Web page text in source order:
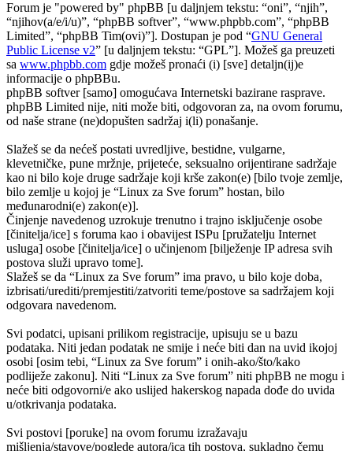
Forum je "powered by" phpBB [u daljnjem tekstu: “oni”, “njih”,
“njihov(a/e/i/u)”, “phpBB softver”, “www.phpbb.com”, “phpBB
Limited”, “phpBB Tim(ovi)”]. Dostupan je pod “GNU General
Public License v2” [u daljnjem tekstu: “GPL”]. Možeš ga preuzeti
sa www.phpbb.com gdje možeš pronaći (i) [sve] detaljn(ij)e
informacije o phpBBu.
phpBB softver [samo] omogućava Internetski bazirane rasprave.
phpBB Limited nije, niti može biti, odgovoran za, na ovom forumu,
od naše strane (ne)dopušten sadržaj i(li) ponašanje.
Slažeš se da nećeš postati uvredljive, bestidne, vulgarne,
klevetničke, pune mržnje, prijeteće, seksualno orijentirane sadržaje
kao ni bilo koje druge sadržaje koji krše zakon(e) [bilo tvoje zemlje,
bilo zemlje u kojoj je “Linux za Sve forum” hostan, bilo
međunarodni(e) zakon(e)].
Činjenje navedenog uzrokuje trenutno i trajno isključenje osobe
[činitelja/ice] s foruma kao i obavijest ISPu [pružatelju Internet
usluga] osobe [činitelja/ice] o učinjenom [bilježenje IP adresa svih
postova služi upravo tome].
Slažeš se da “Linux za Sve forum” ima pravo, u bilo koje doba,
izbrisati/urediti/premjestiti/zatvoriti teme/postove sa sadržajem koji
odgovara navedenom.
Svi podatci, upisani prilikom registracije, upisuju se u bazu
podataka. Niti jedan podatak ne smije i neće biti dan na uvid ikojoj
osobi [osim tebi, “Linux za Sve forum” i onih-ako/što/kako
podliježe zakonu]. Niti “Linux za Sve forum” niti phpBB ne mogu i
neće biti odgovorni/e ako uslijed hakerskog napada dođe do uvida
u/otkrivanja podataka.
Svi postovi [poruke] na ovom forumu izražavaju
mišljenja/stavove/poglede autora/ica tih postova, sukladno čemu